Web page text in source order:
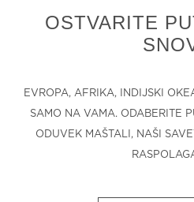
OSTVARITE
EVROPA, AFRIKA, INDIJSKI
SAMO NA VAMA. ODABERITE
ODUVEK MAŠTALI, NAŠI